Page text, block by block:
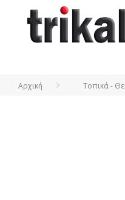
Αρχική Τοπικά -